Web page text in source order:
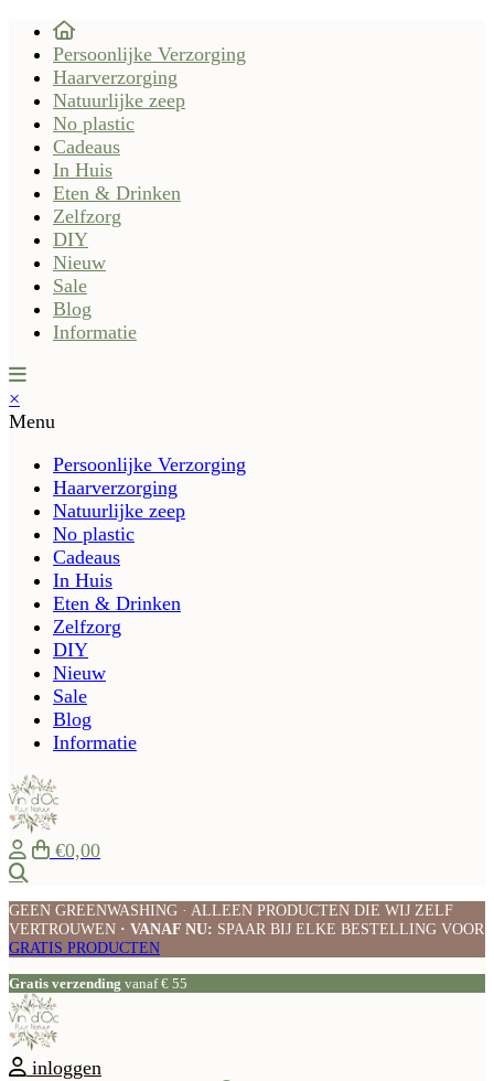
Persoonlijke Verzorging
Haarverzorging
Natuurlijke zeep
No plastic
Cadeaus
In Huis
Eten & Drinken
Zelfzorg
DIY
Nieuw
Sale
Blog
Informatie
×
Menu
Persoonlijke Verzorging
Haarverzorging
Natuurlijke zeep
No plastic
Cadeaus
In Huis
Eten & Drinken
Zelfzorg
DIY
Nieuw
Sale
Blog
Informatie
€0,00
GEEN GREENWASHING · ALLEEN PRODUCTEN DIE WIJ ZELF
VERTROUWEN · VANAF NU: SPAAR BIJ ELKE BESTELLING VOOR
GRATIS PRODUCTEN
Gratis verzending vanaf € 55
inloggen